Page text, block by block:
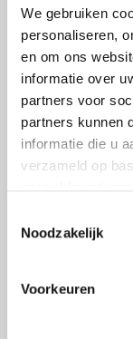
We gebruiken
personaliseren,
en om ons
informatie over
partners voor
partners kunnen
informatie die u
verzameld op
Noodzakelijk
Voorkeuren
Uit de